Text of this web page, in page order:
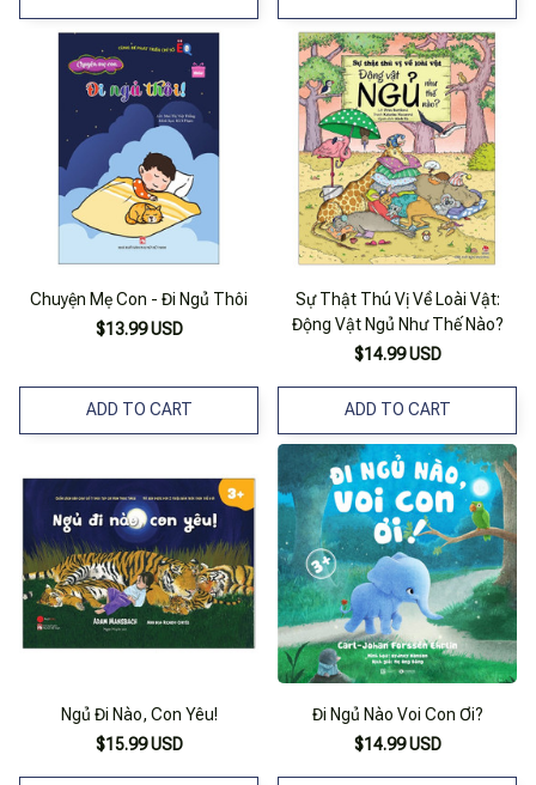
Chuyện Mẹ Con - Đi Ngủ Thôi
$13.99 USD
ADD TO CART
Sự Thật Thú Vị Về Loài Vật:
Động Vật Ngủ Như Thế Nào?
$14.99 USD
ADD TO CART
Ngủ Đi Nào, Con Yêu!
$15.99 USD
Đi Ngủ Nào Voi Con Ơi?
$14.99 USD